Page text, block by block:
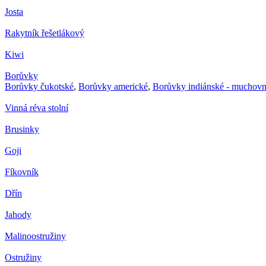
Josta
Rakytník řešetlákový
Kiwi
Borůvky
Borůvky čukotské, Borůvky americké, Borůvky indiánské -
Vinná réva stolní
Brusinky
Goji
Fíkovník
Dřín
Jahody
Malinoostružiny
Ostružiny